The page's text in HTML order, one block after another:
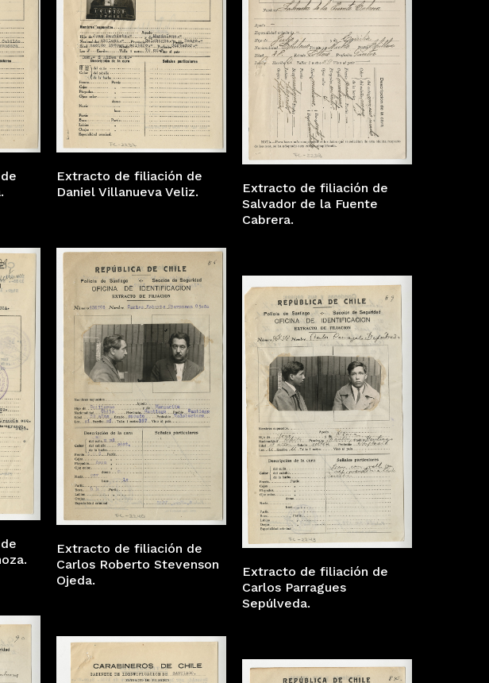
Extracto de filiación de
Daniel Villanueva Veliz.
Extracto de filiación de
Salvador de la Fuente
Cabrera.
Extracto de filiación de
Carlos Roberto Stevenson
Ojeda.
Extracto de filiación de
Carlos Parragues
Sepúlveda.